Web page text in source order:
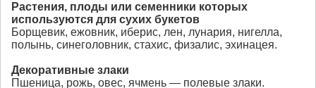
Растения, плоды или семенники которых
используются для сухих букетов
Борщевик, ежовник, иберис, лен, лунария, нигелла,
полынь, синеголовник, стахис, физалис, эхинацея.
Декоративные злаки
Пшеница, рожь, овес, ячмень — полевые злаки.